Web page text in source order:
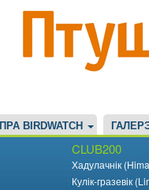
ПРА BIRDWATCH
CLUB200
Хадулачнік
Кулік-гразевік